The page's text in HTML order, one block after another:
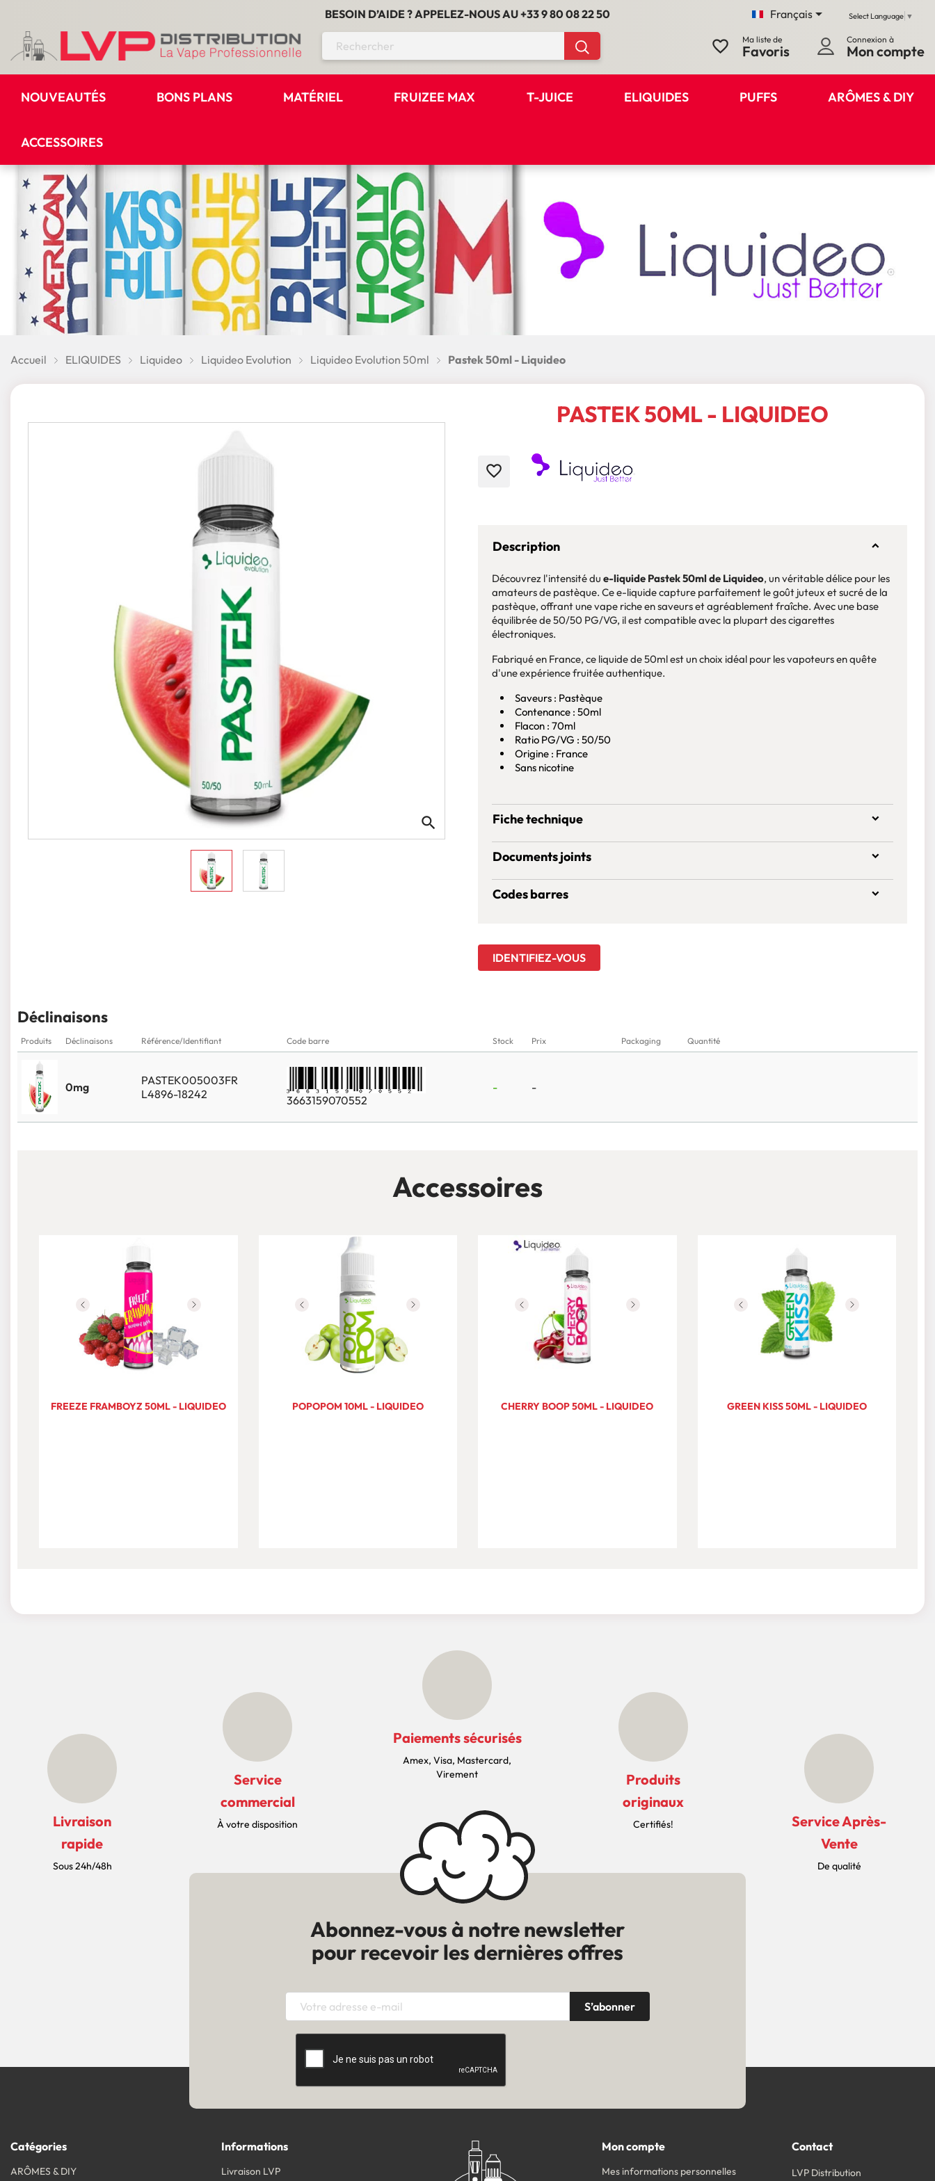
BESOIN D’AIDE ? APPELEZ-NOUS AU+33 9 80 08 22 50 Français Select Language ▼
favorite_border Ma liste de
Favoris
Connexion à
Mon compte
NOUVEAUTÉS BONS PLANS MATÉRIEL FRUIZEE MAX T-JUICE ELIQUIDES PUFFS ARÔMES & DIY
ACCESSOIRES
Accueil ELIQUIDES Liquideo Liquideo Evolution Liquideo Evolution 50ml Pastek 50ml - Liquideo
search
PASTEK 50ML - LIQUIDEO
favorite_border
Description
Découvrez l'intensité du e-liquide Pastek 50ml de Liquideo, un véritable délice pour les
amateurs de pastèque. Ce e-liquide capture parfaitement le goût juteux et sucré de la
pastèque, offrant une vape riche en saveurs et agréablement fraîche. Avec une base
équilibrée de 50/50 PG/VG, il est compatible avec la plupart des cigarettes
électroniques.
Fabriqué en France, ce liquide de 50ml est un choix idéal pour les vapoteurs en quête
d'une expérience fruitée authentique.
Saveurs : Pastèque
Contenance : 50ml
Flacon : 70ml
Ratio PG/VG : 50/50
Origine : France
Sans nicotine
Fiche technique
Documents joints
Codes barres
IDENTIFIEZ-VOUS
Déclinaisons
Produits Déclinaisons Référence/Identifiant Code barre Stock Prix Packaging Quantité
0mg
PASTEK005003FR
L4896-18242
3663159070552
- -
Accessoires
FREEZE FRAMBOYZ 50ML - LIQUIDEO POPOPOM 10ML - LIQUIDEO CHERRY BOOP 50ML - LIQUIDEO GREEN KISS 50ML - LIQUIDEO
Livraison
rapide
Sous 24h/48h
Service
commercial
À votre disposition
Paiements sécurisés
Amex, Visa, Mastercard,
Virement
Produits
originaux
Certifiés!
Service Après-
Vente
De qualité
Abonnez-vous à notre newsletter
pour recevoir les dernières offres
Catégories
ARÔMES & DIY
Informations
Livraison LVP
Mon compte
Mes informations personnelles
Contact
LVP Distribution